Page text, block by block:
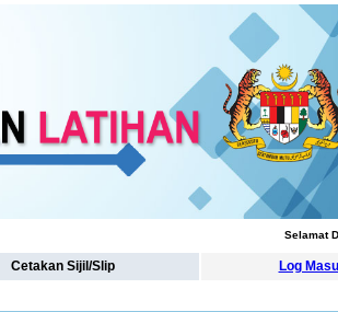
Selamat
Cetakan Sijil/Slip Log